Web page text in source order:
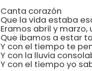
Canta corazón
Que la vida estaba
Eramos abril y
Que ibamos a estar
Y con el tiempo te
Y con la lluvia
Y con el tiempo yo